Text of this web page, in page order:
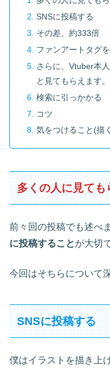
SNSに投稿する
その差、約333倍
ファンアートタグ
さらに、Vtuber本
と見てもらえます。
検索に引っかかる
コツ
気をつけること(描
多くの人に見ても
前々回の投稿でも述べ
に投稿することが大切
今回はそちらについて
SNSに投稿する
僕はイラストを描き上